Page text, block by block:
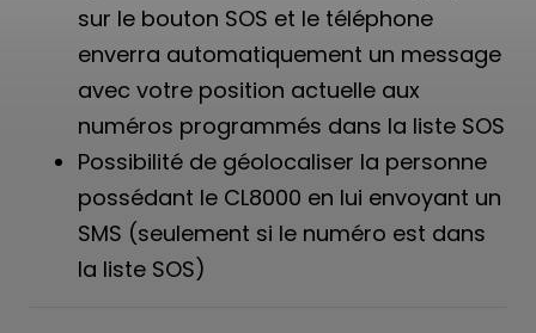
sur le bouton SOS et le téléphone
enverra automatiquement un message
avec votre position actuelle aux
numéros programmés dans la liste SOS
Possibilité de géolocaliser la personne
possédant le CL8000 en lui envoyant un
SMS (seulement si le numéro est dans
la liste SOS)